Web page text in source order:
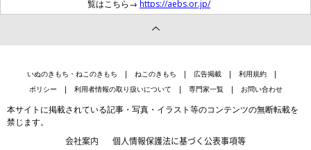
覧はこちら→ https://aebs.or.jp/
いぬのきもち・ねこのきもち ねこのきもち 広告掲載
利用規約
ポリシー
利用者情報の取り扱いについて 専門家一覧 お問い合わせ
本サイトに掲載されている記事・写真・イラスト等のコンテンツの無断転載を
禁じます。
会社案内 個人情報保護法に基づく公表事項等